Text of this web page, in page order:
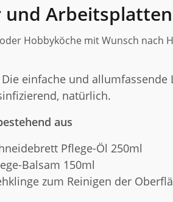
und
Hobbyköche mit Wunsch nach
Die einfache und
natürlich.
aus
Pflege-Öl 250ml
Balsam 150ml
zum Reinigen der